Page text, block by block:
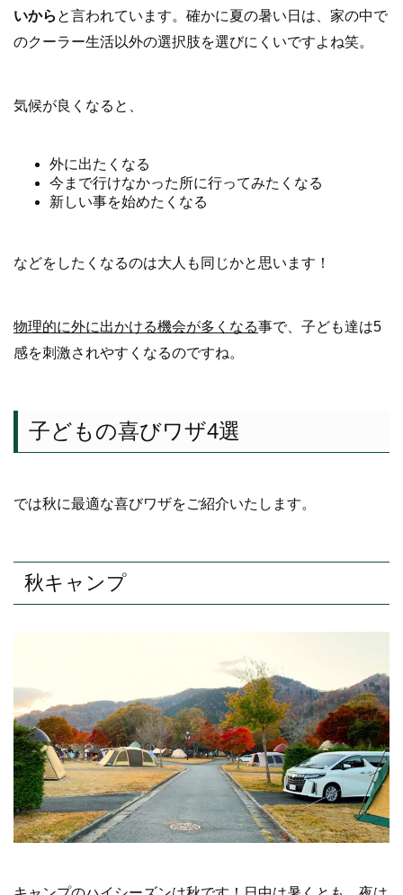
いから と言われています。確かに夏の暑い日は、家の中で
のクーラー生活以外の選択肢を選びにくいですよね笑。
気候が良くなると、
外に出たくなる
今まで行けなかった所に行ってみたくなる
新しい事を始めたくなる
などをしたくなるのは大人も同じかと思います！
物理的に外に出かける機会が多くなる事で、子ども達は5
感を刺激されやすくなるのですね。
子どもの喜びワザ4選
では秋に最適な喜びワザをご紹介いたします。
秋キャンプ